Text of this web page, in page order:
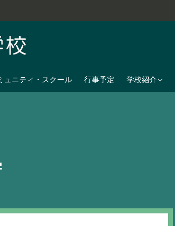
ュニティ・スクール 行事予定 学校紹介
学校教育目標